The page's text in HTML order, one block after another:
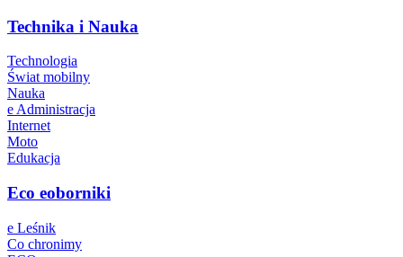
Technika i Nauka
Technologia
Świat mobilny
Nauka
e Administracja
Internet
Moto
Edukacja
Eco eoborniki
e Leśnik
Co chronimy